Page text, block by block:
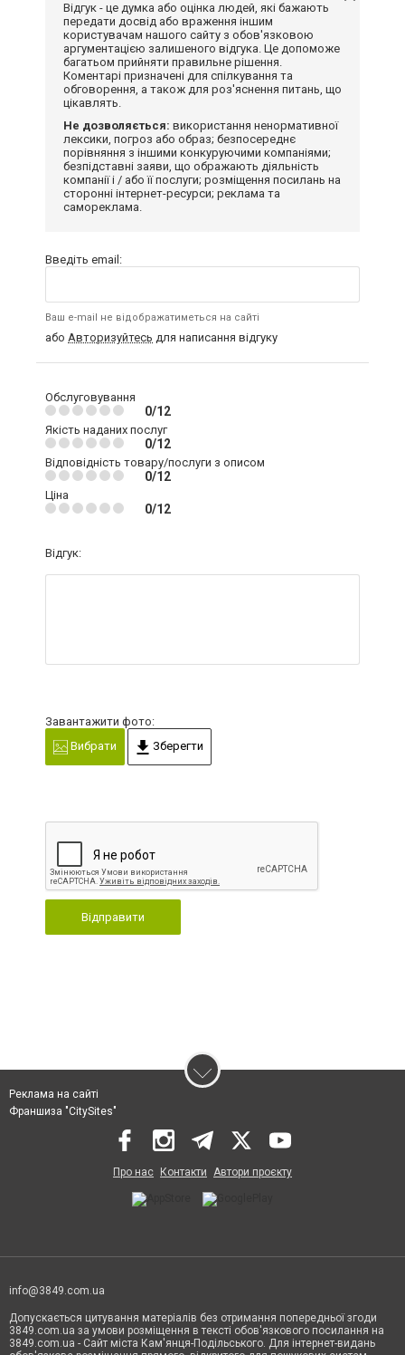
Відгук - це думка або оцінка людей, які бажають
передати досвід або враження іншим
користувачам нашого сайту з обов'язковою
аргументацією залишеного відгука. Це допоможе
багатьом прийняти правильне рішення.
Коментарі призначені для спілкування та
обговорення, а також для роз'яснення питань, що
цікавлять.
Не дозволяється: використання ненормативної
лексики, погроз або образ; безпосереднє
порівняння з іншими конкуруючими компаніями;
безпідставні заяви, що ображають діяльність
компанії і / або її послуги; розміщення посилань на
сторонні інтернет-ресурси; реклама та
самореклама.
Введіть email:
Ваш e-mail не відображатиметься на сайті
або Авторизуйтесь для написання відгуку
Обслуговування
0/12
Якість наданих послуг
0/12
Відповідність товару/послуги з описом
0/12
Ціна
0/12
Відгук:
Завантажити фото:
Вибрати
Зберегти
Відправити
Реклама на сайті
Франшиза "CitySites"
Про нас Контакти Автори проєкту
info@3849.com.ua
Допускається цитування матеріалів без отримання попередньої згоди
3849.com.ua за умови розміщення в тексті обов'язкового посилання на
3849.com.ua - Сайт міста Кам'янця-Подільського. Для інтернет-видань